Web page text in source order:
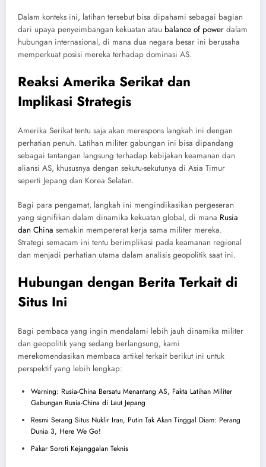
Dalam konteks ini, latihan tersebut bisa dipahami sebagai bagian
dari upaya penyeimbangan kekuatan atau balance of power dalam
hubungan internasional, di mana dua negara besar ini berusaha
memperkuat posisi mereka terhadap dominasi AS.
Reaksi Amerika Serikat dan
Implikasi Strategis
Amerika Serikat tentu saja akan merespons langkah ini dengan
perhatian penuh. Latihan militer gabungan ini bisa dipandang
sebagai tantangan langsung terhadap kebijakan keamanan dan
aliansi AS, khususnya dengan sekutu-sekutunya di Asia Timur
seperti Jepang dan Korea Selatan.
Bagi para pengamat, langkah ini mengindikasikan pergeseran
yang signifikan dalam dinamika kekuatan global, di mana Rusia
dan China semakin mempererat kerja sama militer mereka.
Strategi semacam ini tentu berimplikasi pada keamanan regional
dan menjadi perhatian utama dalam analisis geopolitik saat ini.
Hubungan dengan Berita Terkait di
Situs Ini
Bagi pembaca yang ingin mendalami lebih jauh dinamika militer
dan geopolitik yang sedang berlangsung, kami
merekomendasikan membaca artikel terkait berikut ini untuk
perspektif yang lebih lengkap:
Warning: Rusia-China Bersatu Menantang AS, Fakta Latihan Militer
Gabungan Rusia-China di Laut Jepang
Resmi Serang Situs Nuklir Iran, Putin Tak Akan Tinggal Diam: Perang
Dunia 3, Here We Go!
Pakar Soroti Kejanggalan Teknis